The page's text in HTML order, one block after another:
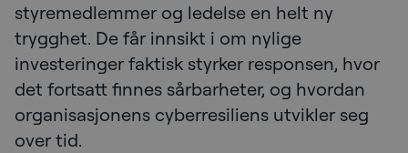
styremedlemmer og ledelse en helt ny
trygghet. De får innsikt i om nylige
investeringer faktisk styrker responsen, hvor
det fortsatt finnes sårbarheter, og hvordan
organisasjonens cyberresiliens utvikler seg
over tid.